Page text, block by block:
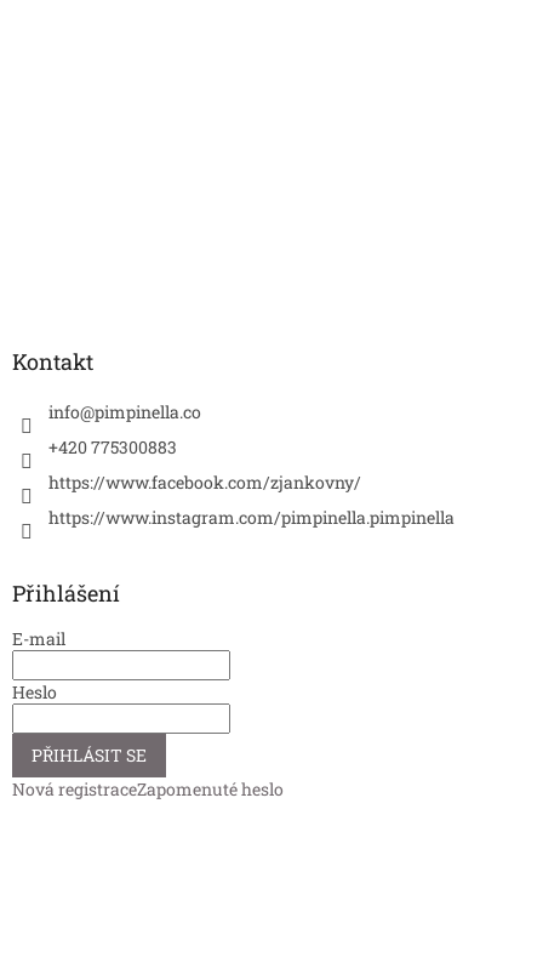
Kontakt
info@pimpinella.co
+420 775300883
https://www.facebook.com/zjankovny/
https://www.instagram.com/pimpinella.pimpinella
Přihlášení
E-mail
Heslo
PŘIHLÁSIT SE
Nová registraceZapomenuté heslo